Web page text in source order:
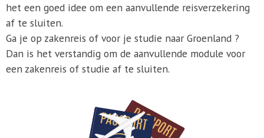
het een goed idee om een aanvullende reisverzekering
af te sluiten.
Ga je op zakenreis of voor je studie naar Groenland ?
Dan is het verstandig om de aanvullende module voor
een zakenreis of studie af te sluiten.